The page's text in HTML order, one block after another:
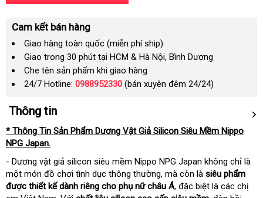
Cam kết bán hàng
Giao hàng toàn quốc (miễn phí ship)
Giao trong 30 phút tại HCM & Hà Nội, Bình Dương
Che tên sản phẩm khi giao hàng
24/7 Hotline: 0988952330 (bán xuyên đêm 24/24)
Thông tin
* Thông Tin Sản Phẩm Dương Vật Giả Silicon Siêu Mềm Nippo
NPG Japan.
- Dương vật giả silicon siêu mềm Nippo NPG Japan không chỉ là
một món đồ chơi tình dục thông thường, mà còn là siêu phẩm
được thiết kế dành riêng cho phụ nữ châu Á, đặc biệt là các chị